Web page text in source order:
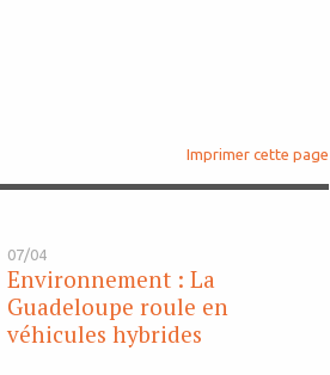
Imprimer cette page
07/04
Environnement : La
Guadeloupe roule en
véhicules hybrides